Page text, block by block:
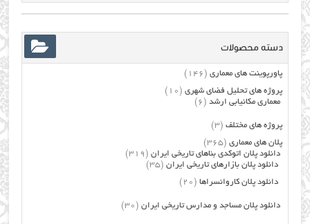
دسته محصولات
پاورپوینت های معماری (146)
پروژه های تحلیل فضای شهری (10)
معماری مکانیابی ارشد (6)
پروژه های مختلف (3)
پلان های معماری (365)
دانلود پلان اتوکدی بناهای تاریخی ایران (319)
دانلود پلان بازارهای تاریخی ایران (35)
دانلود پلان کاروانسراها (20)
دانلود پلان مساجد و مدارس تاریخی ایران (30)